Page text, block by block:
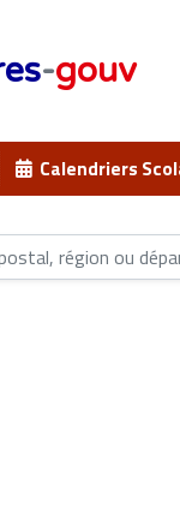
-gouv
Calendriers